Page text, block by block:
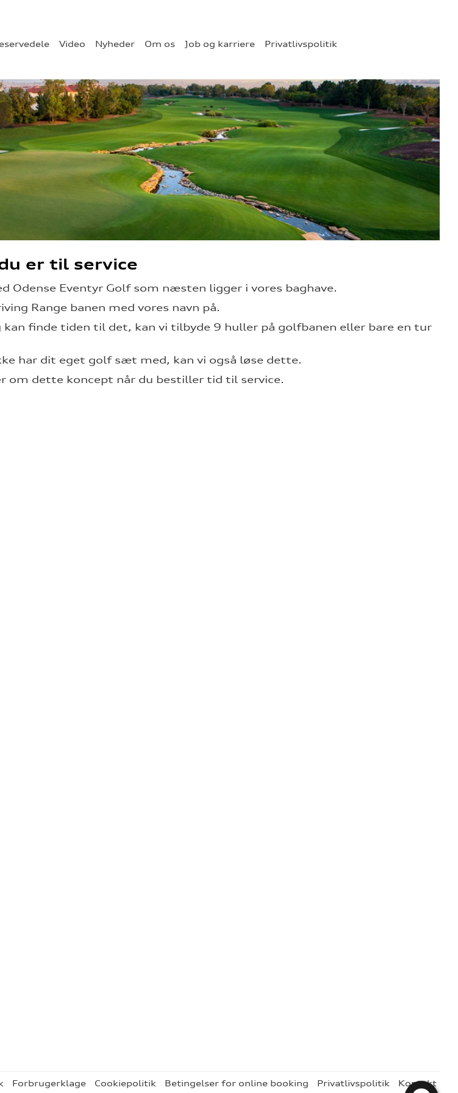
Video Nyheder Om os Job og karriere Privatlivspolitik
er til service
Odense Eventyr Golf som næsten ligger i vores baghave.
Range banen med vores navn på.
kan finde tiden til det, kan vi tilbyde 9 huller på golfbanen eller bare en tur
har dit eget golf sæt med, kan vi også løse dette.
om dette koncept når du bestiller tid til service.
Forbrugerklage Cookiepolitik Betingelser for online booking Privatlivspolitik Kontakt